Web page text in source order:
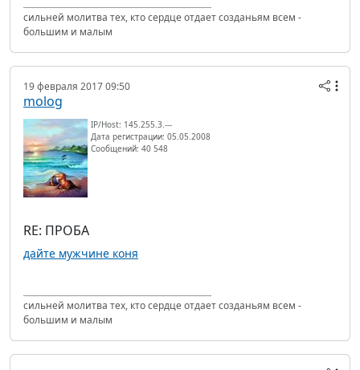
сильней молитва тех, кто сердце отдает созданьям всем -
большим и малым
19 февраля 2017 09:50
molog
IP/Host: 145.255.3.---
Дата регистрации: 05.05.2008
Сообщений: 40 548
RE: ПРОБА
дайте мужчине коня
сильней молитва тех, кто сердце отдает созданьям всем -
большим и малым